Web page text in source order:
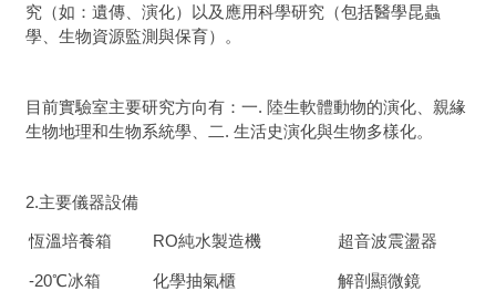
究（如：遺傳、演化）以及應用科學研究（包括醫學昆蟲
學、生物資源監測與保育）。
目前實驗室主要研究方向有：一. 陸生軟體動物的演化、親緣
生物地理和生物系統學、二. 生活史演化與生物多樣化。
2.主要儀器設備
恆溫培養箱 RO純水製造機 超音波震盪器
-20℃冰箱 化學抽氣櫃 解剖顯微鏡